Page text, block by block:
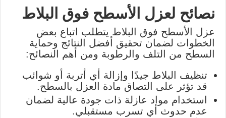
نصائح لعزل الأسطح فوق البلاط
عزل الأسطح فوق البلاط يتطلب اتباع بعض
الخطوات لضمان تحقيق أفضل النتائج وحماية
السطح من التلف والرطوبة ومن أهم النصائح:
تنظيف البلاط جيدًا وإزالة أي أتربة أو شوائب
قد تؤثر على التصاق مادة العزل بالسطح.
استخدام مواد عازلة ذات جودة عالية لضمان
عدم حدوث أي تسرب مستقبلي.